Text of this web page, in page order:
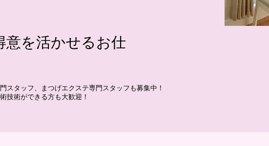
意を活かせるお仕
スタッフ、まつげエクステ専門スタッフも募集中！
技術ができる方も大歓迎！